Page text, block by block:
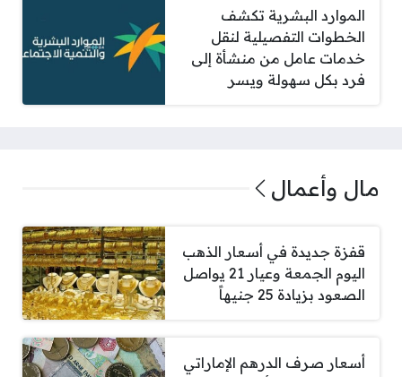
الموارد البشرية تكشف
الخطوات التفصيلية لنقل
خدمات عامل من منشأة إلى
فرد بكل سهولة ويسر
مال وأعمال
قفزة جديدة في أسعار الذهب
اليوم الجمعة وعيار 21 يواصل
الصعود بزيادة 25 جنيهاً
أسعار صرف الدرهم الإماراتي